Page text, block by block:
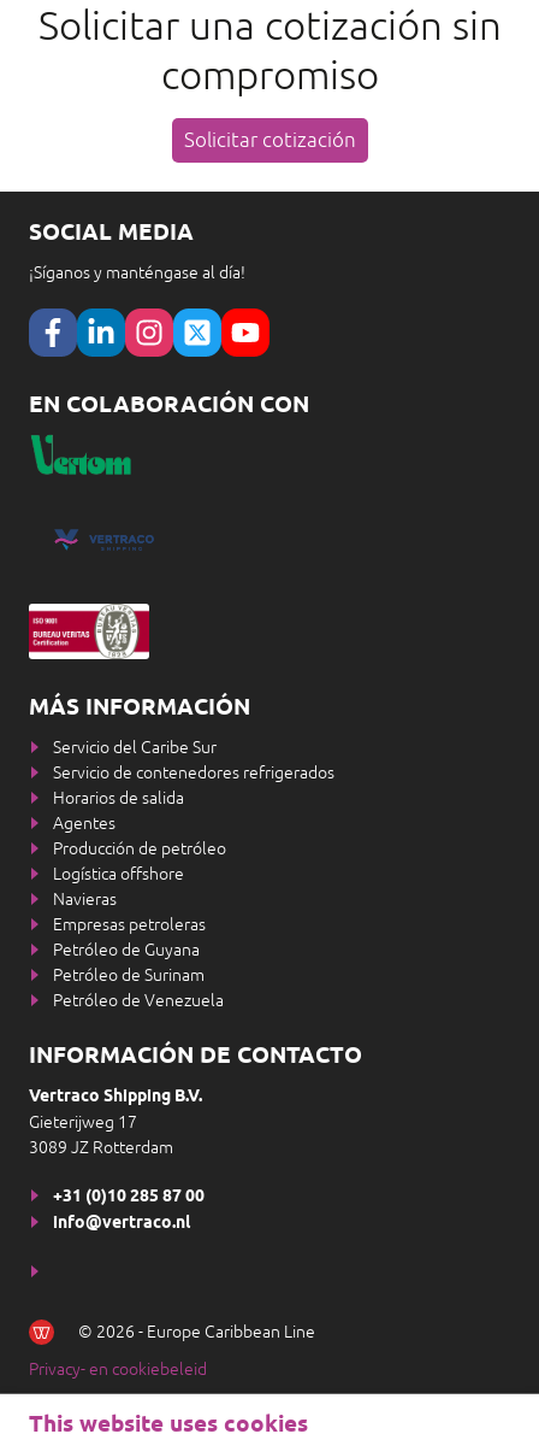
Solicitar una cotización sin
compromiso
Solicitar cotización
SOCIAL MEDIA
¡Síganos y manténgase al día!
EN COLABORACIÓN CON
MÁS INFORMACIÓN
Servicio del Caribe Sur
Servicio de contenedores refrigerados
Horarios de salida
Agentes
Producción de petróleo
Logística offshore
Navieras
Empresas petroleras
Petróleo de Guyana
Petróleo de Surinam
Petróleo de Venezuela
INFORMACIÓN DE CONTACTO
Vertraco Shipping B.V.
Gieterijweg 17
3089 JZ Rotterdam
+31 (0)10 285 87 00
info@vertraco.nl
© 2026 - Europe Caribbean Line
Privacy- en cookiebeleid
This website uses cookies